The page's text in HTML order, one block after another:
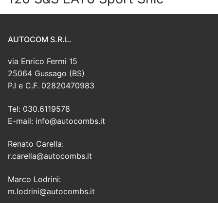
AUTOCOM S.R.L.
via Enrico Fermi 15
25064 Gussago (BS)
P.I e C.F. 02820470983
Tel: 030.6119578
E-mail: info@autocombs.it
Renato Carella:
r.carella@autocombs.it
Marco Lodrini:
m.lodrini@autocombs.it